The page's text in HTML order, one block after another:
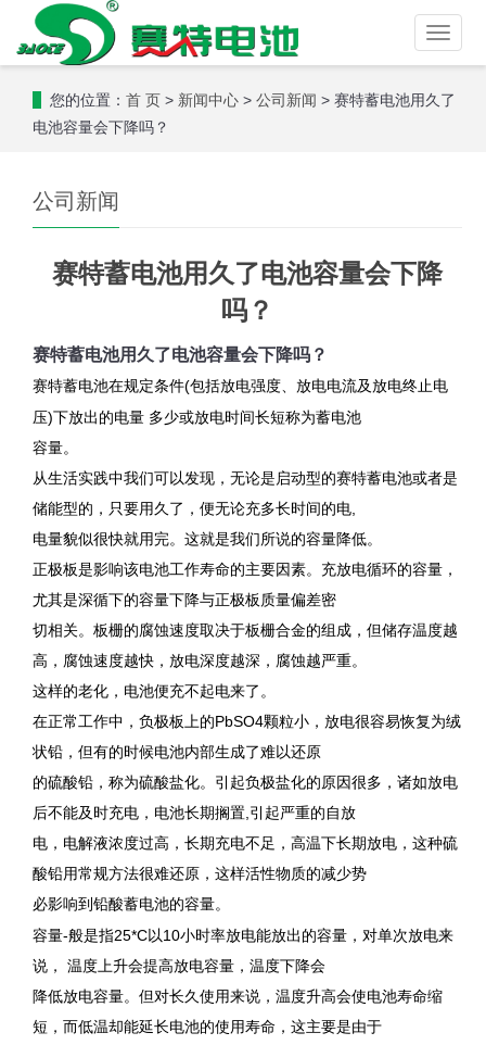
Toggle
您的位置： 首 页 > 新闻中心 > 公司新闻 > 赛特蓄电池用久了
电池容量会下降吗？
公司新闻
赛特蓄电池用久了电池容量会下降
吗？
赛特蓄电池用久了电池容量会下降吗？
赛特蓄电池在规定条件(包括放电强度、放电电流及放电终止电
压)下放出的电量 多少或放电时间长短称为蓄电池
容量。
从生活实践中我们可以发现，无论是启动型的赛特蓄电池或者是
储能型的，只要用久了，便无论充多长时间的电,
电量貌似很快就用完。这就是我们所说的容量降低。
正极板是影响该电池工作寿命的主要因素。充放电循环的容量，
尤其是深循下的容量下降与正极板质量偏差密
切相关。板栅的腐蚀速度取决于板栅合金的组成，但储存温度越
高，腐蚀速度越快，放电深度越深，腐蚀越严重。
这样的老化，电池便充不起电来了。
在正常工作中，负极板上的PbSO4颗粒小，放电很容易恢复为绒
状铅，但有的时候电池内部生成了难以还原
的硫酸铅，称为硫酸盐化。引起负极盐化的原因很多，诸如放电
后不能及时充电，电池长期搁置,引起严重的自放
电，电解液浓度过高，长期充电不足，高温下长期放电，这种硫
酸铅用常规方法很难还原，这样活性物质的减少势
必影响到 铅酸蓄电池的容量。
容量-般是指25*C以10小时率放电能放出的容量，对单次放电来
说， 温度上升会提高放电容量，温度下降会
降低放电容量。但对长久使用来说，温度升高会使电池寿命缩
短，而低温却能延长电池的使用寿命，这主要是由于